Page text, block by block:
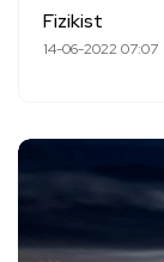
Fizikist
14-06-2022 07:07